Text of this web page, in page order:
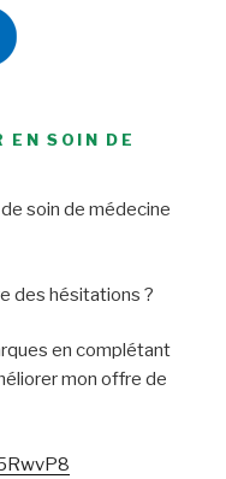
EN SOIN DE
soin de médecine
des hésitations ?
en complétant
mon offre de